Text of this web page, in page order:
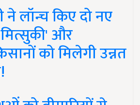
लॉन्च किए दो नए
और
को मिलेगी उन्नत